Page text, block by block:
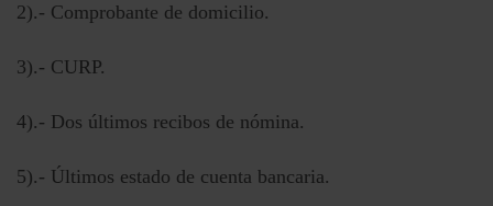
2).- Comprobante de domicilio.
3).- CURP.
4).- Dos últimos recibos de nómina.
5).- Últimos estado de cuenta bancaria.